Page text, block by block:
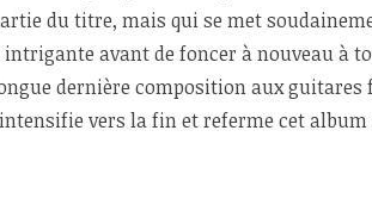
du titre, mais qui se met
avant de foncer à nouveau à
dernière composition aux guitares
vers la fin et referme cet